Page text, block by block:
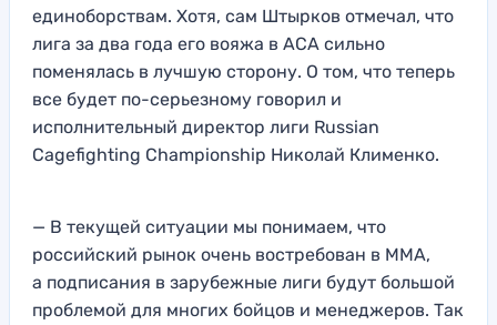
единоборствам. Хотя, сам Штырков отмечал, что
лига за два года его вояжа в АСА сильно
поменялась в лучшую сторону. О том, что теперь
все будет по-серьезному говорил и
исполнительный директор лиги Russian
Cagefighting Championship Николай Клименко.
— В текущей ситуации мы понимаем, что
российский рынок очень востребован в ММА,
а подписания в зарубежные лиги будут большой
проблемой для многих бойцов и менеджеров. Так